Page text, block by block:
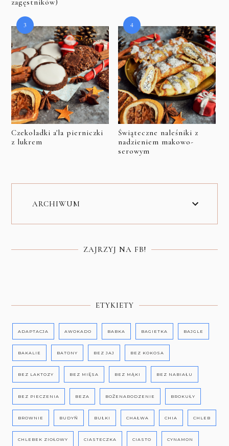
zagęstników)
Czekoladki a'la pierniczki
z lukrem
Świąteczne naleśniki z
nadzieniem makowo-
serowym
ARCHIWUM
ZAJRZYJ NA FB!
ETYKIETY
ADAPTACJA AWOKADO BABKA BAGIETKA BAJGLE
BAKALIE BATONY BEZ JAJ BEZ KOKOSA
BEZ LAKTOZY BEZ MIĘSA BEZ MĄKI BEZ NABIAŁU
BEZ PIECZENIA BEZA BOŻENARODZENIE BROKUŁY
BROWNIE BUDYŃ BUŁKI CHAŁWA CHIA CHLEB
CHLEBEK ZIOŁOWY CIASTECZKA CIASTO CYNAMON